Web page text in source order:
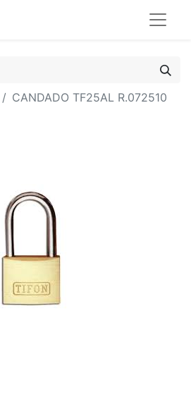
CANDADO TF25AL R.072510